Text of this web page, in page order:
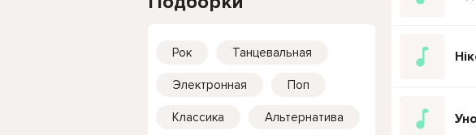
Рок Танцевальная
Электронная Поп
Классика Альтернатива